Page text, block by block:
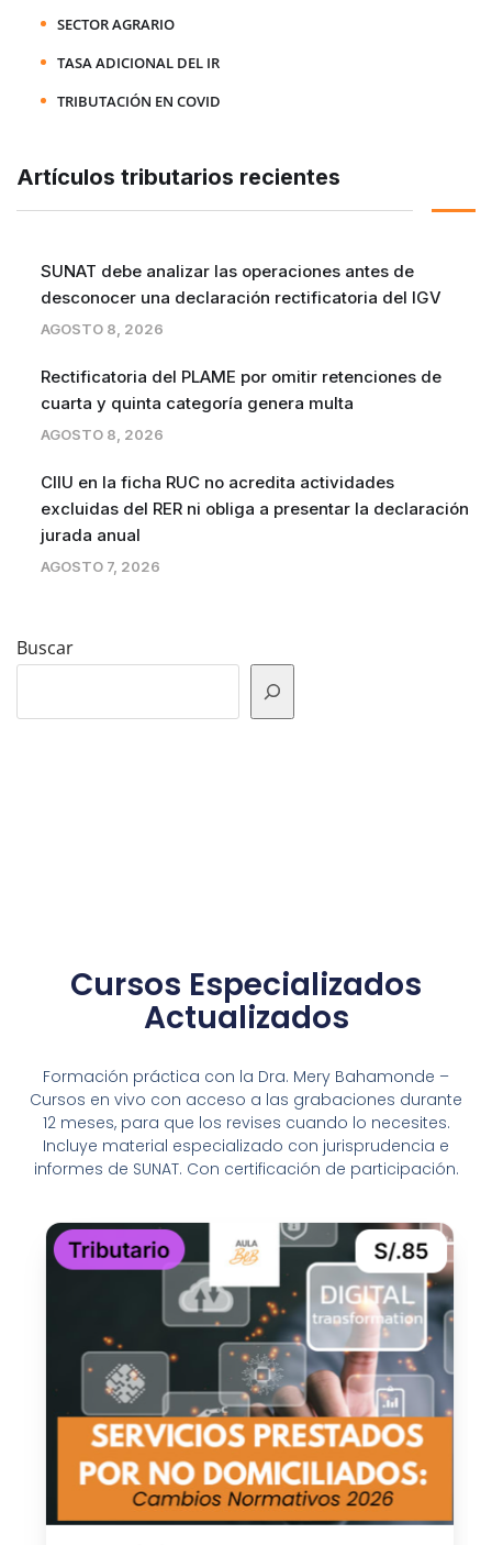
SECTOR AGRARIO
TASA ADICIONAL DEL IR
TRIBUTACIÓN EN COVID
Artículos tributarios recientes
SUNAT debe analizar las operaciones antes de
desconocer una declaración rectificatoria del IGV
AGOSTO 8, 2026
Rectificatoria del PLAME por omitir retenciones de
cuarta y quinta categoría genera multa
AGOSTO 8, 2026
CIIU en la ficha RUC no acredita actividades
excluidas del RER ni obliga a presentar la declaración
jurada anual
AGOSTO 7, 2026
Buscar
Cursos Especializados
Actualizados
Formación práctica con la Dra. Mery Bahamonde –
Cursos en vivo con acceso a las grabaciones durante
12 meses, para que los revises cuando lo necesites.
Incluye material especializado con jurisprudencia e
informes de SUNAT. Con certificación de participación.